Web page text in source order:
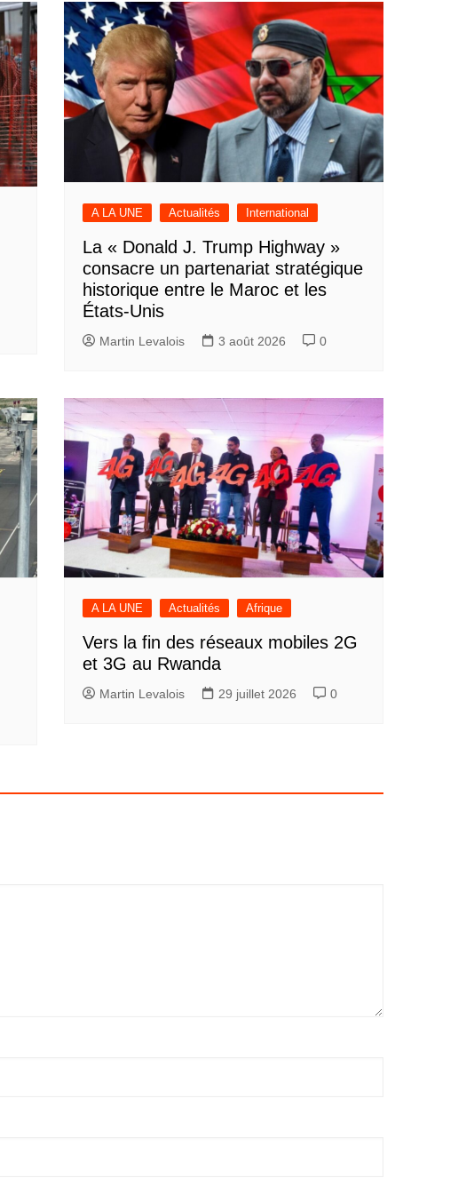
A LA UNE Actualités International
La « Donald J. Trump Highway »
consacre un partenariat stratégique
historique entre le Maroc et les
États-Unis
Martin Levalois 3 août 2026 0
A LA UNE Actualités Afrique
Vers la fin des réseaux mobiles 2G
et 3G au Rwanda
Martin Levalois 29 juillet 2026 0